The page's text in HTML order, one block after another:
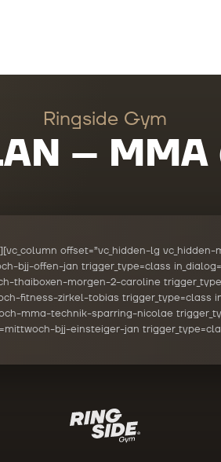
Ringside Gym
–
offset=”vc_hidden-lg
bjj-offen-jan trigger_type=class
morgen-2-caroline
fitness-zirkel-tobias trigger_type=class
mma-technik-sparring-nicolae
bjj-einsteiger-jan